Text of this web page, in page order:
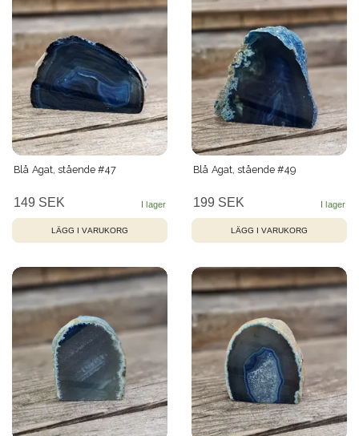
Blå Agat, stående #47
149 SEK
Blå Agat, stående #49
199 SEK